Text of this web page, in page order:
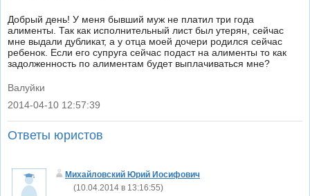
Добрый день! У меня бывший муж не платил три года
алименты. Так как исполнительный лист был утерян, сейчас
мне выдали дубликат, а у отца моей дочери родился сейчас
ребенок. Если его супруга сейчас подаст на алименты то как
задолженность по алиментам будет выплачиваться мне?
Валуйки
|
2014-04-10 12:57:39
Ответы юристов
Михайловский Юрий Иосифович
(10.04.2014 в 13:16:55)